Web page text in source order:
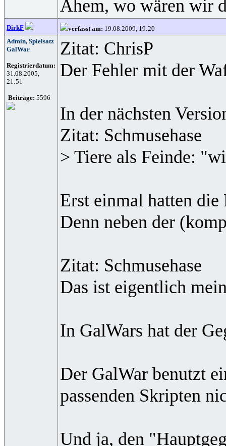
Ähem, wo wären wir
DirkF verfasst am: 19.08.2009, 19:20
Admin, Spielsatz
GalWar
Registrierdatum:
31.08.2005,
21:51
Beiträge: 5596
Zitat: ChrisP
Der Fehler mit der
In der nächsten
Zitat: Schmusehase
> Tiere als Feinde:
Erst einmal hatten
Denn neben der
Zitat: Schmusehase
Das ist eigentlich
In GalWars hat der
Der GalWar benutzt
passenden Skripten
Und ja, den